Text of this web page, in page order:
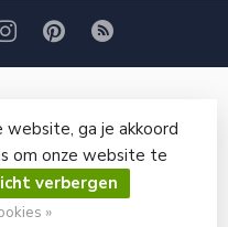
website, ga je akkoord
om onze website te
verbergen
»